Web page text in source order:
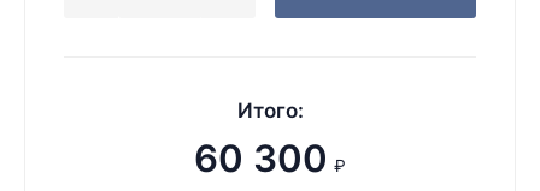
Итого:
60 300 ₽